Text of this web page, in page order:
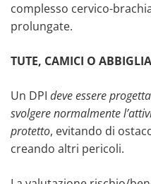
complesso cervico-
prolungate.
TUTE, CAMICI O
Un DPI deve essere
svolgere normalmente
protetto, evitando di
creando altri pericoli.